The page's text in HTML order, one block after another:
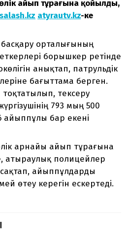
айып тұрағына қойылды,
atyrautv.kz-ке
орталығының
борышкер ретінде
анықтап, патрульдік
бағыттама берген.
тексеру
793 мың 500
айыппұлы бар екені
арнайы айып тұрағына
атыраулық полицейлер
айыппұлдарды
өтеу керегін ескертеді.